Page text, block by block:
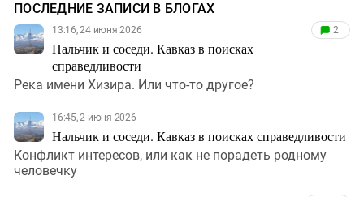
ПОСЛЕДНИЕ ЗАПИСИ В БЛОГАХ
13:16, 24 июня 2026
Нальчик и соседи. Кавказ в поисках
справедливости
2
Река имени Хизира. Или что-то другое?
16:45, 2 июня 2026
Нальчик и соседи. Кавказ в поисках справедливости
Конфликт интересов, или как не порадеть родному
человечку